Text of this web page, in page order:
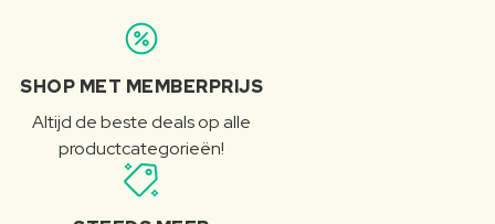
SHOP MET MEMBERPRIJS
Altijd de beste deals op alle
productcategorieën!